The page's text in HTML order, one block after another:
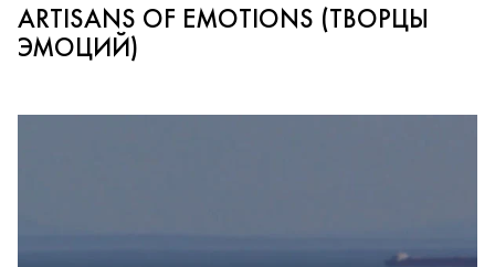
ARTISANS OF EMOTIONS (ТВОРЦЫ
ЭМОЦИЙ)